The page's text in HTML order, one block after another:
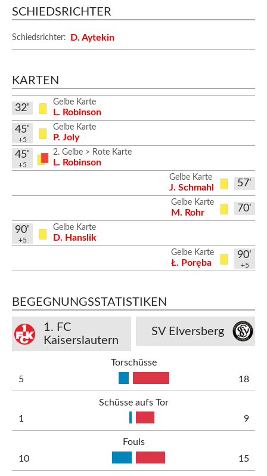
SCHIEDSRICHTER
Schiedsrichter: D. Aytekin
KARTEN
Gelbe Karte
L. Robinson
32'
Gelbe Karte
P. Joly
45'
+5
2. Gelbe > Rote Karte
L. Robinson
45'
+5
57'
Gelbe Karte
J. Schmahl
70'
Gelbe Karte
M. Rohr
Gelbe Karte
D. Hanslik
90'
+5
90'
+5
Gelbe Karte
Ł. Poręba
BEGEGNUNGSSTATISTIKEN
1. FC
Kaiserslautern
SV Elversberg
Torschüsse
5
18
Schüsse aufs Tor
1
9
Fouls
10
15